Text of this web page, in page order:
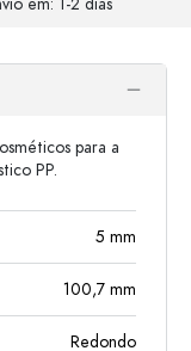
para a
PP.
5 mm
100,7 mm
Redondo